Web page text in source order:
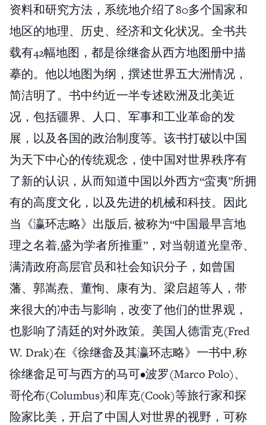
资料和研究方法，系统地介绍了80多个国家和
地区的地理、历史、经济和文化状况。全书共
载有42幅地图，都是徐继畲从西方地图册中描
摹的。他以地图为纲，撰述世界五大洲情况，
简洁明了。书中约近一半专述欧洲及北美近
况，包括疆界、人口、军事和工业革命的发
展，以及各国的政治制度等。该书打破以中国
为天下中心的传统观念，使中国对世界秩序有
了新的认识，从而知道中国以外西方“蛮夷”所拥
有的高度文化，以及先进的机械和科技。因此
当《瀛环志略》出版后, 被称为“中国最早言地
理之名着,盛为学者所推重”，对当朝道光皇帝、
满清政府高层官员和社会知识分子，如曾国
藩、郭嵩焘、董恂、康有为、梁启超等人，带
来很大的冲击与影响，改变了他们的世界观，
也影响了清廷的对外政策。美国人德雷克(Fred
W. Drak)在《徐继畲及其瀛环志略》一书中,称
徐继畲足可与西方的马可•波罗(Marco Polo)、
哥伦布(Columbus)和库克(Cook)等旅行家和探
险家比美，开启了中国人对世界的视野，可称